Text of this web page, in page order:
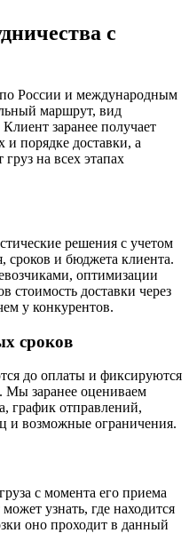
с
России и международным
маршрут, вид
заранее получает
порядке доставки, а
на всех этапах
решения с учетом
сроков и бюджета клиента.
оптимизации
стоимость доставки через
у конкурентов.
сроков
до оплаты и фиксируются
Мы заранее оцениваем
график отправлений,
и возможные ограничения.
с момента его приема
узнать, где находится
оно проходит в данный